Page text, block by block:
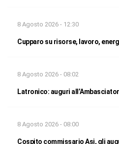
8 Agosto 2026 - 12:30
Cupparo su risorse, lavoro,
8 Agosto 2026 - 08:02
Latronico: auguri
8 Agosto 2026 - 08:00
Cospito commissario Asi, gli